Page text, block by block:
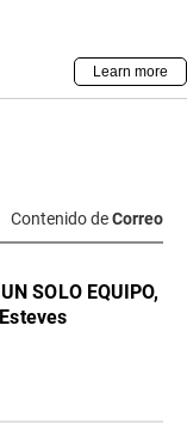
Contenido deCorreo
SOLO EQUIPO,